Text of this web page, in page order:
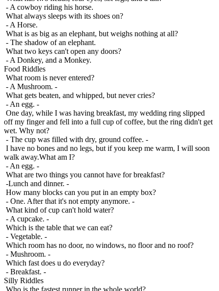
- A cowboy riding his horse.
What always sleeps with its shoes on?
- A Horse.
What is as big as an elephant, but weighs nothing at all?
- The shadow of an elephant.
What two keys can't open any doors?
- A Donkey, and a Monkey.
Food Riddles
What room is never entered?
- A Mushroom. -
What gets beaten, and whipped, but never cries?
- An egg. -
One day, while I was having breakfast, my wedding ring slipped
off my finger and fell into a full cup of coffee, but the ring didn't get
wet. Why not?
- The cup was filled with dry, ground coffee. -
I have no bones and no legs, but if you keep me warm, I will soon
walk away.What am I?
- An egg. -
What are two things you cannot have for breakfast?
-Lunch and dinner. -
How many blocks can you put in an empty box?
- One. After that it's not empty anymore. -
What kind of cup can't hold water?
- A cupcake. -
Which is the table that we can eat?
- Vegetable. -
Which room has no door, no windows, no floor and no roof?
- Mushroom. -
Which fast does u do everyday?
- Breakfast. -
Silly Riddles